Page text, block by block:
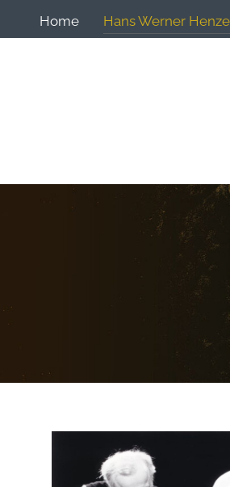
Home Hans Werner Henze